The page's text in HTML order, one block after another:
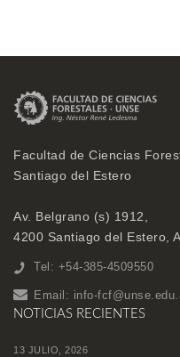
Facultad de Ciencias
Santiago del Estero
Av. Belgrano (s) 1912,
4200 Santiago del Estero,
Tel: +54-385-4509550
Email: info-
NOTICIAS RECIENTES
13 JULIO, 2026